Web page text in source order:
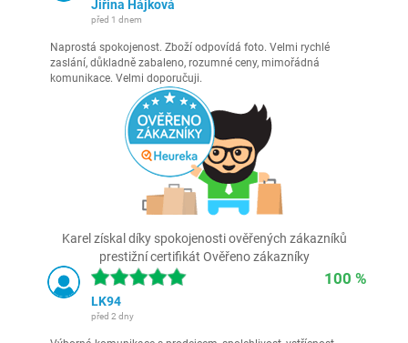
Jiřina Hájková
před 1 dnem
Naprostá spokojenost. Zboží odpovídá foto. Velmi rychlé
zaslání, důkladně zabaleno, rozumné ceny, mimořádná
komunikace. Velmi doporučuji.
Karel získal díky spokojenosti ověřených zákazníků
prestižní certifikát Ověřeno zákazníky
100 %
LK94
před 2 dny